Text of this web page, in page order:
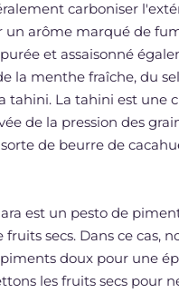
carboniser
un arôme marqué de
et assaisonné
la menthe fraîche, du
tahini. La tahini est une
de la pression des
de beurre de
est un pesto de
secs. Dans ce cas,
doux pour une
les fruits secs pour